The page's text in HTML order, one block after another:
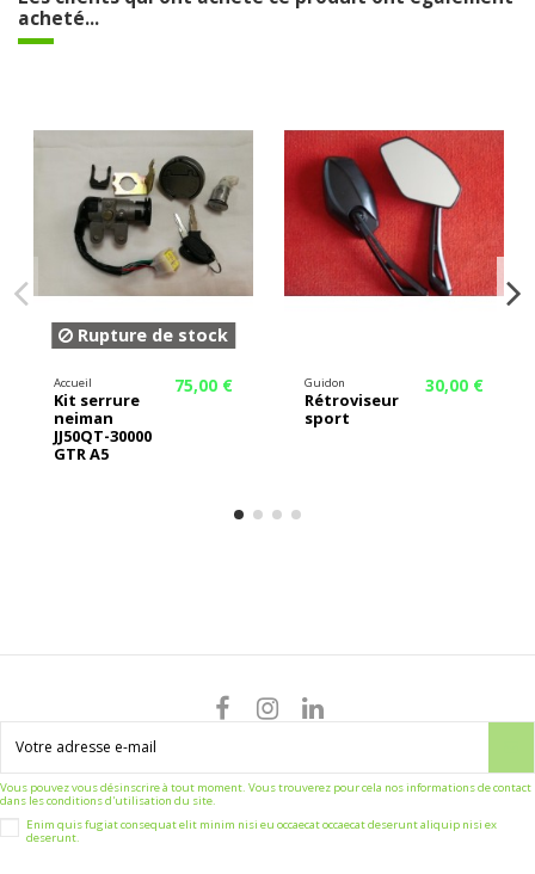
acheté...
Rupture de stock
Accueil
Kit serrure
neiman
JJ50QT-30000
GTR A5
75,00 € Guidon
Rétroviseur
sport
30,00 €
Vous pouvez vous désinscrire à tout moment. Vous trouverez pour cela nos informations de contact
dans les conditions d'utilisation du site.
Enim quis fugiat consequat elit minim nisi eu occaecat occaecat deserunt aliquip nisi ex
deserunt.